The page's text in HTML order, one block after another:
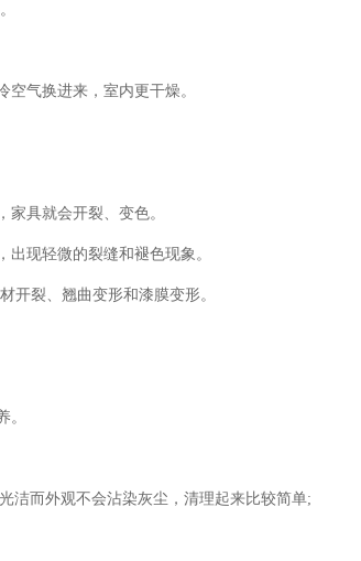
气换进来，室内更干燥。
具就会开裂、变色。
现轻微的裂缝和褪色现象。
开裂、翘曲变形和漆膜变形。
。
洁而外观不会沾染灰尘，清理起来比较简单;